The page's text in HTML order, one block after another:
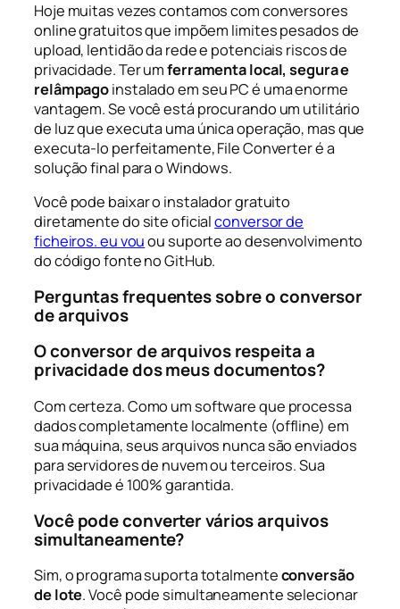
Hoje muitas vezes contamos com conversores
online gratuitos que impõem limites pesados de
upload, lentidão da rede e potenciais riscos de
privacidade. Ter umferramenta local, segura e
relâmpagoinstalado em seu PC é uma enorme
vantagem. Se você está procurando um utilitário
de luz que executa uma única operação, mas que
executa-lo perfeitamente, File Converter é a
solução final para o Windows.
Você pode baixar o instalador gratuito
diretamente do site oficialconversor de
ficheiros. eu vouou suporte ao desenvolvimento
do código fonte no GitHub.
Perguntas frequentes sobre o conversor
de arquivos
O conversor de arquivos respeita a
privacidade dos meus documentos?
Com certeza. Como um software que processa
dados completamente localmente (offline) em
sua máquina, seus arquivos nunca são enviados
para servidores de nuvem ou terceiros. Sua
privacidade é 100% garantida.
Você pode converter vários arquivos
simultaneamente?
Sim, o programa suporta totalmenteconversão
de lote. Você pode simultaneamente selecionar